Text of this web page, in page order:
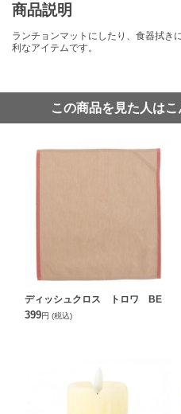
商品説明
ランチョンマットにしたり、食器拭き
利なアイテムです。
この商品を見た人は
ディッシュクロス トロワ BE
399円 (税込)